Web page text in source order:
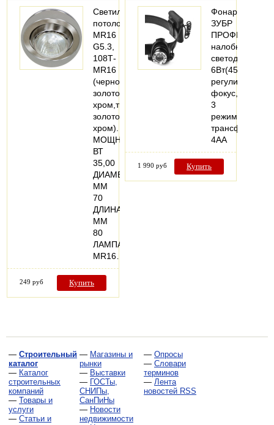
Светильник
потолочный,
MR16
G5.3,
108Т-
MR16
(черное
золото,серый-
хром,титан-
золото,титан-
хром).
МОЩНОСТЬ,
ВТ
35,00
ДИАМЕТР,
ММ
70
ДЛИНА,
ММ
80
ЛАМПА
MR16…
249 руб Купить
Фонарь
ЗУБР
ПРОФИ
налобный
светодиодный,
6Вт(450Лм),
регулируемый
фокус,
3
режима,
трансформер,
4АА
1 990 руб Купить
— Строительный
каталог
— Каталог
строительных
компаний
— Товары и
услуги
— Статьи и
— Магазины и
рынки
— Выставки
— ГОСТы,
СНИПы,
СанПиНы
— Новости
недвижимости
— Опросы
— Словари
терминов
— Лента
новостей RSS